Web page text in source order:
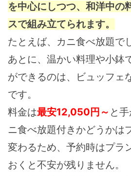
を中心にしつつ、和洋中の
スで組み立てられます。
たとえば、カニ食べ放題で
あとに、温かい料理や小鉢
ができるのは、ビュッフェ
です。
料金は最安12,050円～ と
ニ食べ放題付きかどうかは
変わるため、予約時はプラ
おくと不安が残りません。